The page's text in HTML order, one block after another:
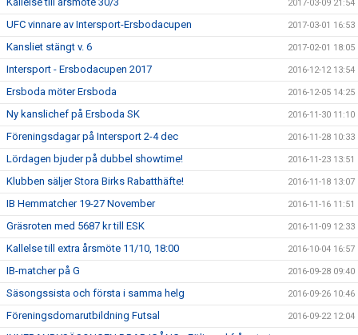
2017-03-09 21:54
UFC vinnare av Intersport-Ersbodacupen 2017-03-01 16:53
Kansliet stängt v. 6 2017-02-01 18:05
Intersport - Ersbodacupen 2017 2016-12-12 13:54
Ersboda möter Ersboda 2016-12-05 14:25
Ny kanslichef på Ersboda SK 2016-11-30 11:10
Föreningsdagar på Intersport 2-4 dec 2016-11-28 10:33
Lördagen bjuder på dubbel showtime! 2016-11-23 13:51
Klubben säljer Stora Birks Rabatthäfte! 2016-11-18 13:07
IB Hemmatcher 19-27 November 2016-11-16 11:51
Gräsroten med 5687 kr till ESK 2016-11-09 12:33
Kallelse till extra årsmöte 11/10, 18:00 2016-10-04 16:57
IB-matcher på G 2016-09-28 09:40
Säsongssista och första i samma helg 2016-09-26 10:46
Föreningsdomarutbildning Futsal 2016-09-22 12:04